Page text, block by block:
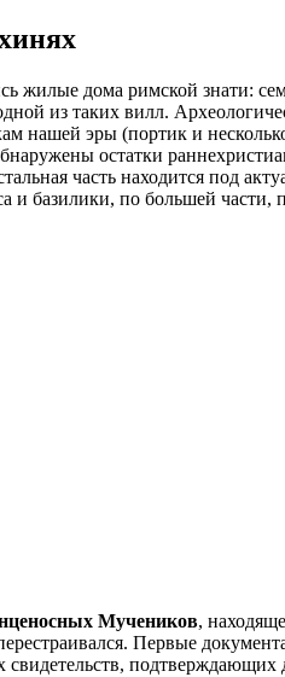
жилые дома римской знати:
из таких вилл.
нашей эры (портик и
остатки
часть находится под
и базилики, по большей части,
Мучеников,
Первые
свидетельств,